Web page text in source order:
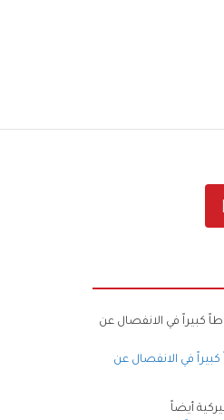
في الانفصال عن